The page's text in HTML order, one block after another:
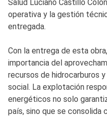
Salud Luciano Castillo
operativa y la gestión
entregada.
Con la entrega de esta
importancia del
recursos de hidrocarburos
social. La explotación
energéticos no solo
país, sino que se consolida